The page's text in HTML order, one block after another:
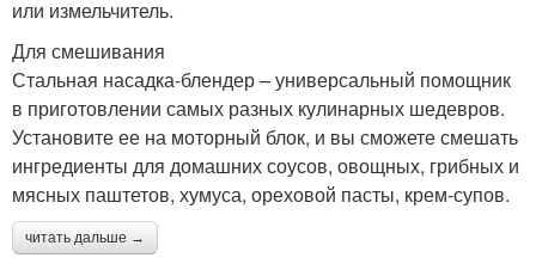
или измельчитель.
Для смешивания
Стальная насадка-блендер – универсальный помощник
в приготовлении самых разных кулинарных шедевров.
Установите ее на моторный блок, и вы сможете смешать
ингредиенты для домашних соусов, овощных, грибных и
мясных паштетов, хумуса, ореховой пасты, крем-супов.
читать дальше →